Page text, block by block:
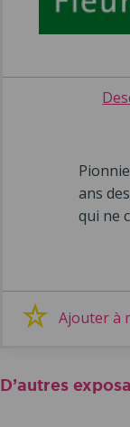
ans
qui ne
Ajouter à
D’autres